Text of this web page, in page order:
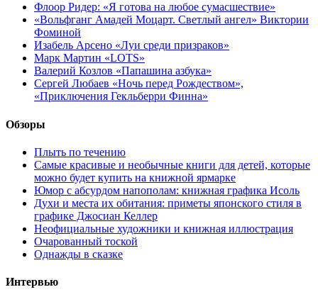
Флоор Ридер: «Я готова на любое сумасшествие»
«Вольфганг Амадей Моцарт. Светлый ангел» Виктории
Фоминой
Изабель Арсено «Луи среди призраков»
Марк Мартин «LOTS»
Валерий Козлов «Папашина азбука»
Сергей Любаев «Ночь перед Рождеством»,
«Приключения Гекльберри Финна»
Обзоры
Плыть по течению
Самые красивые и необычные книги для детей, которые
можно будет купить на книжной ярмарке
Юмор с абсурдом напополам: книжная графика Исоль
Духи и места их обитания: приметы японского стиля в
графике Джосиан Келлер
Неофициальные художники и книжная иллюстрация
Очарованный тоской
Однажды в сказке
Интервью